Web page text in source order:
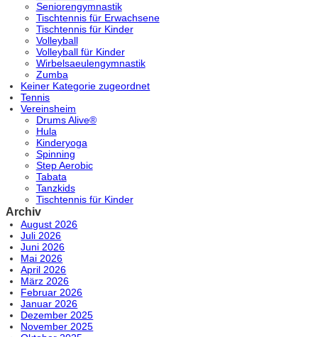
Seniorengymnastik
Tischtennis für Erwachsene
Tischtennis für Kinder
Volleyball
Volleyball für Kinder
Wirbelsaeulengymnastik
Zumba
Keiner Kategorie zugeordnet
Tennis
Vereinsheim
Drums Alive®
Hula
Kinderyoga
Spinning
Step Aerobic
Tabata
Tanzkids
Tischtennis für Kinder
Archiv
August 2026
Juli 2026
Juni 2026
Mai 2026
April 2026
März 2026
Februar 2026
Januar 2026
Dezember 2025
November 2025